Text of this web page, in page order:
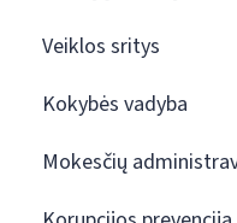
Veiklos sritys
Kokybės vadyba
Mokesčių